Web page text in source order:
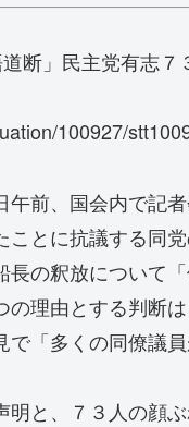
断」民主党有志７
100927/
前、国会内で記
とに抗議する同
の釈放について
理由とする判断
「多くの同僚議
と、７３人の顔ぶ